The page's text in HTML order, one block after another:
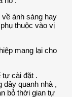
ánh sáng hay
thuộc vào vị
mang lại cho
tự cài đặt .
dây quanh nhà ,
bỏ thời gian tự